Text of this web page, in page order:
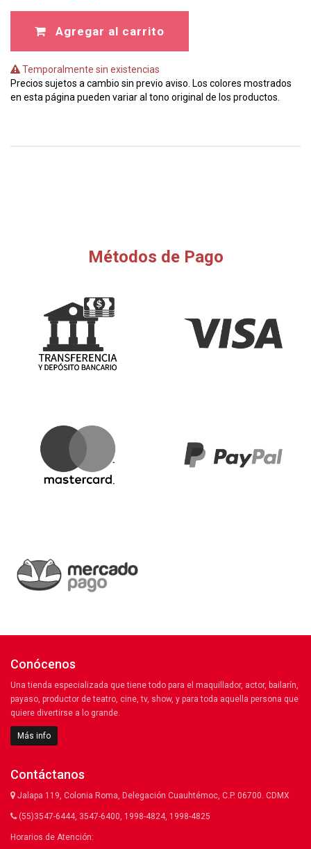
Agregar al carrito
Temporalmente sin existencias
Precios sujetos a cambio sin previo aviso. Los colores mostrados
en esta página pueden variar al tono original de los productos.
Métodos de Pago
Conócenos
Una tienda especializada que tiene todo para el maquillador, actor, bailarín,
payaso, productor de teatro, cine, tv, show, y para toda aquella persona que
quiere divertirse a lo grande.
Más info
Contáctanos
Jalapa 119, Colonia Roma, Delegación Cuauhtémoc, C.P. 06700. CDMX
(55)3547-6444, 3547-6400, 1998-4824, 1998-4825
Horarios de Atención: